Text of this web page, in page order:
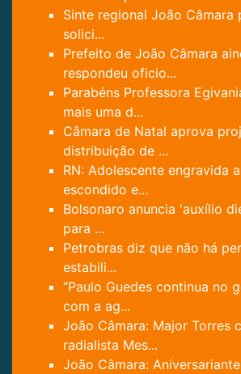
Sinte regional João
solici...
Prefeito de João Câmara
respondeu oficio...
Parabéns Professora
mais uma d...
Câmara de Natal aprova
distribuição de ...
RN: Adolescente engravida
escondido e...
Bolsonaro anuncia 'auxílio
para ...
Petrobras diz que não há
estabili...
“Paulo Guedes continua no
com a ag...
João Câmara: Major Torres
radialista Mes...
João Câmara: